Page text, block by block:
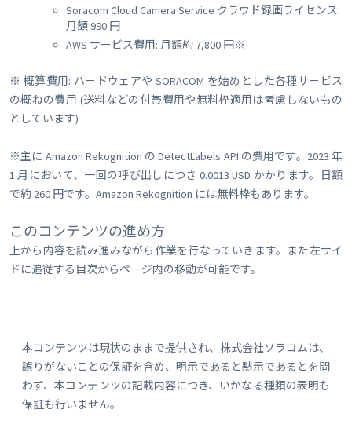
Soracom Cloud Camera Service クラウド録画ライセンス:
月額 990 円
AWS サービス費用: 月額約 7,800 円※
※ 概算費用: ハードウェアや SORACOM を始めとした各種サービス
の概ねの費用 (送料などの付帯費用や無料枠適用は考慮しないもの
としています)
※主に Amazon Rekognition の DetectLabels API の費用です。2023 年
1 月において、一回の呼び出しにつき 0.0013 USD かかります。日額
で約 260 円です。Amazon Rekognition には無料枠もあります。
このコンテンツの進め方
上から内容を読み進みながら作業を行なっていきます。また左サイ
ドに追従する目次からページ内の移動が可能です。
本コンテンツは現状のままで提供され、株式会社ソラコムは、
誤りがないことの保証を含め、明示であると黙示であるとを問
わず、本コンテンツの記載内容につき、いかなる種類の表明も
保証も行いません。